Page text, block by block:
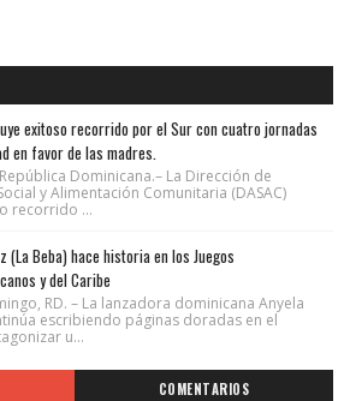
exitoso recorrido por el Sur con cuatro jornadas
en favor de las madres.
Dominicana.– La Dirección de
y Alimentación Comunitaria (DASAC)
recorrido ...
(La Beba) hace historia en los Juegos
y del Caribe
RD. – La lanzadora dominicana Anyela
escribiendo páginas doradas en el
u...
COMENTARIOS